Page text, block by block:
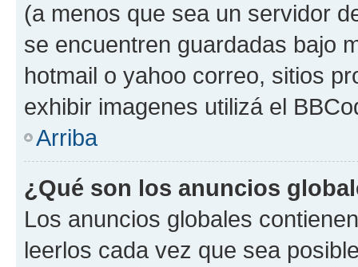
(a menos que sea un servidor
se encuentren guardadas bajo
hotmail o yahoo correo, sitios
exhibir imagenes utilizá el
Arriba
¿Qué son los anuncios
Los anuncios globales
leerlos cada vez que sea